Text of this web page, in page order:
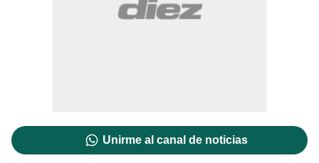
Unirme al canal de noticias